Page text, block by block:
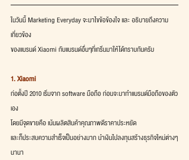
ในวันนี้ Marketing Everyday จะมาไขข้อข้องใจ และ อธิบายถึงความ
เกี่ยวข้อง
ของแบรนด์ Xiaomi กับแบรนด์อื่นๆที่เกริ่นมาให้ได้ทราบกันครับ
1. Xiaomi
ก่อตั้งปี 2010 เริ่มจาก software มือถือ ก่อนจะมาทำแบรนด์มือถือของตัว
เอง
โดยมีจุดขายคือ เน้นผลิตสินค้าคุณภาพดีราคาประหยัด
และก็ประสบความสำเร็จเป็นอย่างมาก นำเงินไปลงทุนสร้างธุรกิจใหม่ต่างๆ
นานา